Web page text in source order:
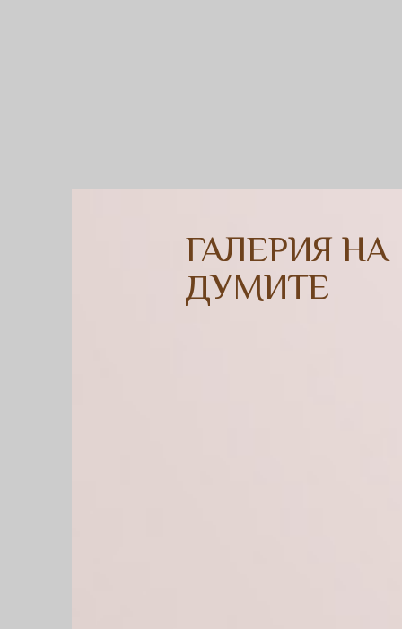
ГАЛЕРИЯ НА
ДУМИТЕ